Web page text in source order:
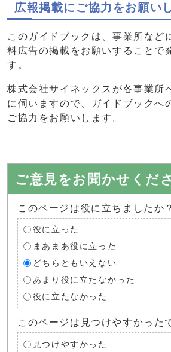
広報掲載にご協力をお願い
このガイドブックは、事業所など
料広告の掲載をお願いすることで
す。
株式会社サイネックスが各事業所
に伺いますので、ガイドブックへ
ご協力をお願いします。
ご意見をお聞かせくだ
このページは役に立ちましたか？
役に立った
まあまあ役に立った
どちらともいえない
あまり役に立たなかった
役に立たなかった
このページは見つけやすかった
見つけやすかった